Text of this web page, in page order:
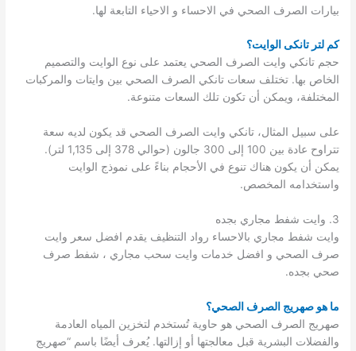
بيارات الصرف الصحي في الاحساء و الاحياء التابعة لها.
كم لتر تانكى الوايت؟
حجم تانكي وايت الصرف الصحي يعتمد على نوع الوايت والتصميم
الخاص بها. تختلف سعات تانكي الصرف الصحي بين وايتات والمركبات
المختلفة، ويمكن أن تكون تلك السعات متنوعة.
على سبيل المثال، تانكي وايت الصرف الصحي قد يكون لديه سعة
تتراوح عادة بين 100 إلى 300 جالون (حوالي 378 إلى 1,135 لتر).
يمكن أن يكون هناك تنوع في الأحجام بناءً على نموذج الوايت
واستخدامه المخصص.
3. وايت شفط مجاري بجده
وايت شفط مجاري بالاحساء رواد التنظيف يقدم افضل سعر وايت
صرف الصحي و افضل خدمات وايت سحب مجاري ، شفط صرف
صحي بجده.
ما هو صهريج الصرف الصحي؟
صهريج الصرف الصحي هو حاوية تُستخدم لتخزين المياه العادمة
والفضلات البشرية قبل معالجتها أو إزالتها. يُعرف أيضًا باسم “صهريج